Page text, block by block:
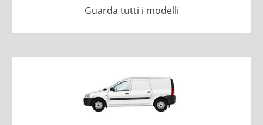
Guarda tutti i modelli